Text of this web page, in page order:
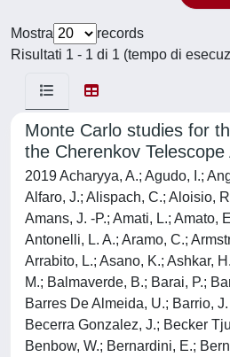
Mostra
records
Risultati 1 - 1 di 1 (tempo di
Monte Carlo studies for
the Cherenkov
2019 Acharyya, A.; Agudo, I.;
Alfaro, J.; Alispach, C.; Aloisio,
Amans, J. -P.; Amati, L.; Amato,
Antonelli, L. A.; Aramo, C.;
Arrabito, L.; Asano, K.; Ashkar,
M.; Balmaverde, B.; Barai, P.;
Barres De Almeida, U.; Barrio,
Becerra Gonzalez, J.; Becker
Benbow, W.; Bernardini, E.;